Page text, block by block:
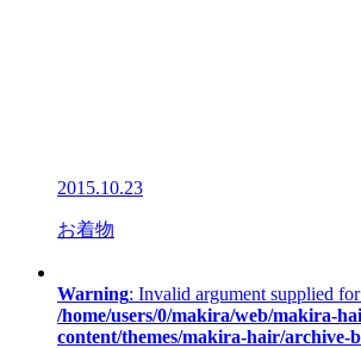
2015.10.23
お着物
Warning: Invalid argument supplied
/home/users/0/makira/web/makira-
content/themes/makira-hair/archive-